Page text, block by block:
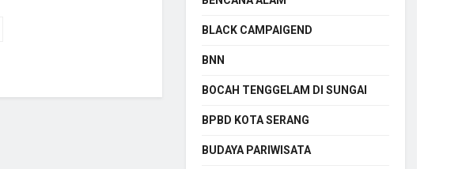
BLACK CAMPAIGEND
BNN
BOCAH TENGGELAM DI SUNGAI
BPBD KOTA SERANG
BUDAYA PARIWISATA